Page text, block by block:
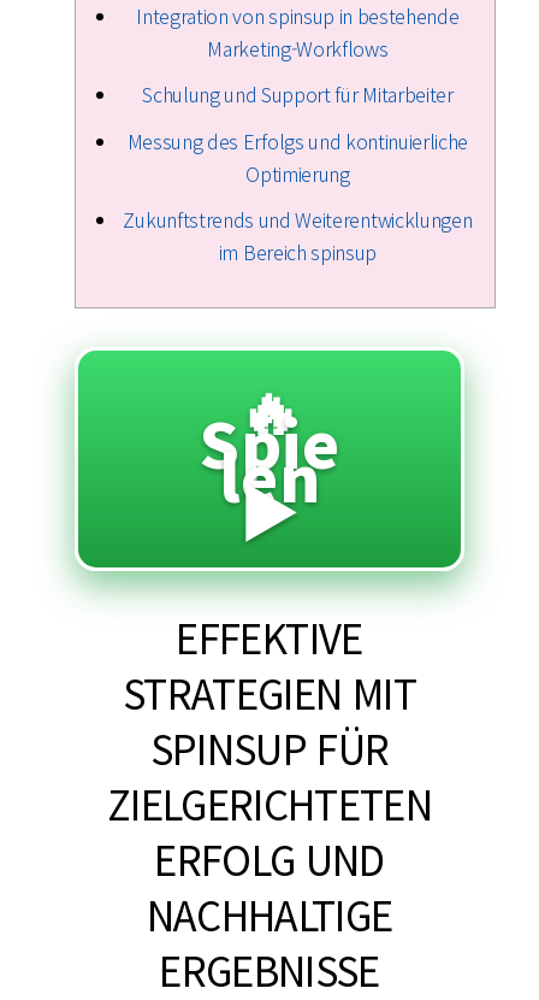
Integration von spinsup in bestehende
Marketing-Workflows
Schulung und Support für Mitarbeiter
Messung des Erfolgs und kontinuierliche
Optimierung
Zukunftstrends und Weiterentwicklungen
im Bereich spinsup
🔥
Spie
len
▶️
EFFEKTIVE
STRATEGIEN MIT
SPINSUP FÜR
ZIELGERICHTETEN
ERFOLG UND
NACHHALTIGE
ERGEBNISSE